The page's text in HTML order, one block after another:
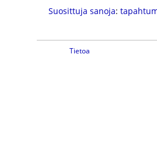
Suosittuja sanoja:
Tietoa